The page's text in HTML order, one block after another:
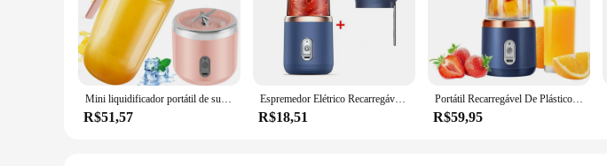
Mini liquidificador portátil de suco, aço inoxidável multifunções, copo espremedor elétrico, USB, sem fio, 6 lâminas, novo, 400ml
R$51,57
Espremedor Elétrico Recarregável Portátil, Mini Liquidificador Portátil, 6 Lâminas, Misturador De Suco De Alimentos, Leite, Gelo, Smoothie, Ferramenta De Cozinha, 400ml
R$18,51
Portátil Recarregável De Plástico USB Juicer De Frutas, Lâminas Liquidificador, Mini Espremedor Elétrico, Alta Qualidade, Misturador De Copo, 400ml, Popular
R$59,95